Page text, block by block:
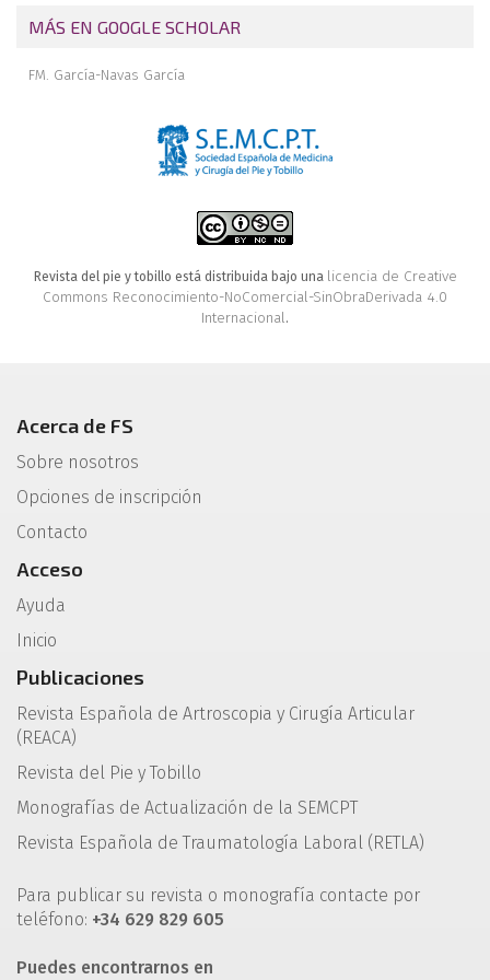
MÁS EN GOOGLE SCHOLAR
FM. García-Navas García
Revista del pie y tobillo está distribuida bajo una licencia de Creative
Commons Reconocimiento-NoComercial-SinObraDerivada 4.0
Internacional.
Acerca de FS
Sobre nosotros
Opciones de inscripción
Contacto
Acceso
Ayuda
Inicio
Publicaciones
Revista Española de Artroscopia y Cirugía Articular
(REACA)
Revista del Pie y Tobillo
Monografías de Actualización de la SEMCPT
Revista Española de Traumatología Laboral (RETLA)
Para publicar su revista o monografía contacte por
teléfono: +34 629 829 605
Puedes encontrarnos en